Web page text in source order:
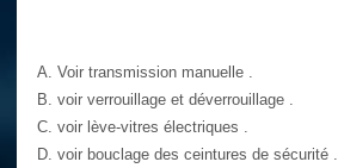
Voir transmission manuelle .
voir verrouillage et déverrouillage .
voir lève-vitres électriques .
voir bouclage des ceintures de sécurité .